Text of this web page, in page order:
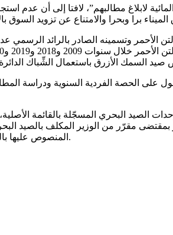
لابلاغ مطالبهم”، لافتا إلى أن عدم
على الحصة الفردية السنوية ودراسة
تضمّ وحدات الصيد البحري المنتمية إلى المجموعة التكميلية المتغيرة، وذلك في حدود 50٪ من عدد وحدات الصيد
على الحصة الفردية السنوية من صيد التن الأحمر المنصوص عليه بالفصل 13 من هذا القرار بمقتضى
المنصوص عليها بالفصل 12 من هذا القرار.